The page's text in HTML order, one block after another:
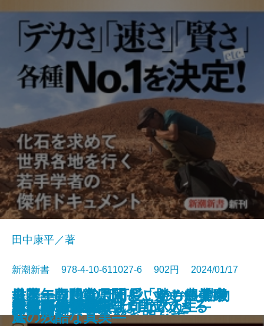
なぜこんな人が上司なのか
大人の居酒屋旅
本音
起死回生―逆転プロ野球人生―
1日10分の哲学
モフモフはなぜ可愛いのか―動物
行動学でヒトを解き明かす―
メンタル脳
テレビ局再編
日本一の農業県はどこか―農業の
通信簿―
最強の恐竜
田中康平／著
新潮新書 978-4-10-611027-6 902円 2024/01/17
新書電子書籍あり
完全版 創価学会
歴史は予言する
令和の山口組
親ガチャの哲学
ニッポンの闇
世帯年収1000万円―「勝ち組」家
庭の残酷な真実―
貧乏ピッツァ
大常識
引きこもりの7割は自立できる
名医・専門家に聞く すごい健康
法